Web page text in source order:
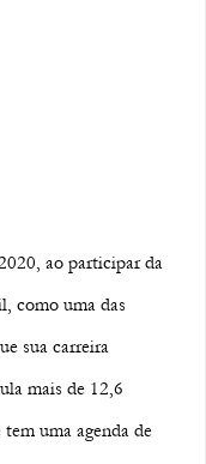
ao participar da
, como uma das
sua carreira
mais de 12,6
uma agenda de